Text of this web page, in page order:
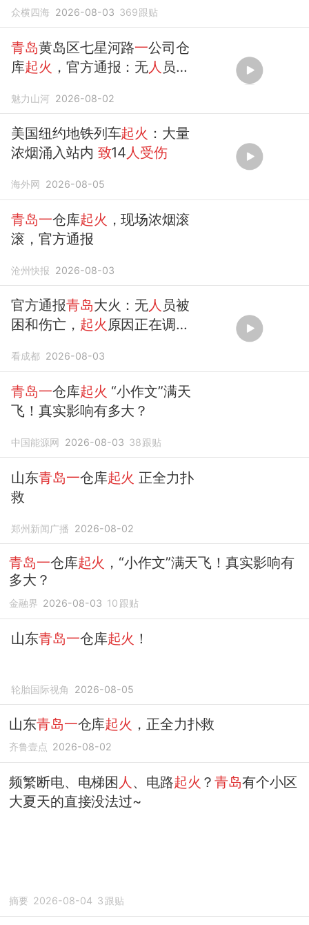
众横四海 2026-08-03 369跟贴
青岛黄岛区七星河路一公司仓
库起火 ，官方通报：无人 员被
中。
魅力山河 2026-08-02
美国纽约地铁列车起火 ：大量
浓烟涌入站内 致14人受伤
海外网 2026-08-05
青岛一仓库起火 ，现场浓烟滚
滚，官方通报
沧州快报 2026-08-03
官方通报青岛大火：无人 员被
困和伤亡， 起火 原因正在调查
看成都 2026-08-03
青岛一仓库起火 “小作文”满天
飞！真实影响有多大？
中国能源网 2026-08-03 38跟贴
山东青岛一仓库起火 正全力扑
救
郑州新闻广播 2026-08-02
青岛一仓库起火 ，“小作文”满天飞！真实影响有
多大？
金融界 2026-08-03 10 跟贴
山东青岛一仓库起火 ！
轮胎国际视角 2026-08-05
山东青岛一仓库起火 ，正全力扑救
齐鲁壹点 2026-08-02
频繁断电、电梯困 人 、电路起火 ？青岛有个小区
大夏天的直接没法过~
摘要 2026-08-04 3 跟贴